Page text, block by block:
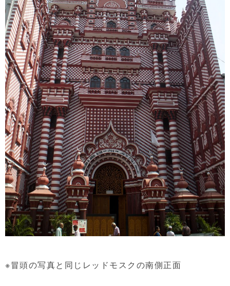
※冒頭の写真と同じレッドモスクの南側正面